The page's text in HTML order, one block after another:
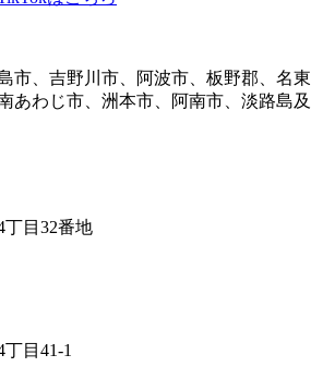
市、吉野川市、阿波市、板野郡、名東
あわじ市、洲本市、阿南市、淡路島及
丁目32番地
目41-1